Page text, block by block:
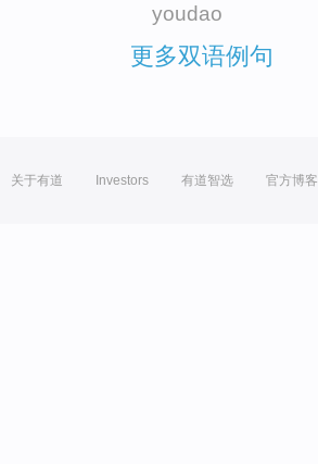
youdao
更多双语例句
关于有道 Investors 有道智选 官方博客